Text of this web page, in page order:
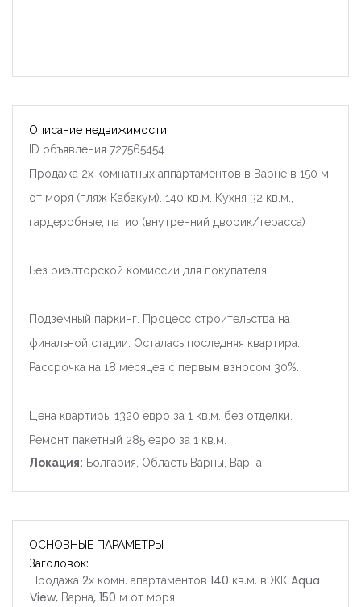
Описание недвижимости
ID объявления 727565454
Продажа 2х комнатных аппартаментов в Варне в 150 м
от моря (пляж Кабакум). 140 кв.м. Кухня 32 кв.м.,
гардеробные, патио (внутренний дворик/терасса)
Без риэлторской комиссии для покупателя.
Подземный паркинг. Процесс строительства на
финальной стадии. Осталась последняя квартира.
Рассрочка на 18 месяцев с первым взносом 30%.
Цена квартиры 1320 евро за 1 кв.м. без отделки.
Ремонт пакетный 285 евро за 1 кв.м.
Локация: Болгария, Область Варны, Варна
ОСНОВНЫЕ ПАРАМЕТРЫ
Заголовок:
Продажа 2х комн. апартаментов 140 кв.м. в ЖК Aqua
View, Варна, 150 м от моря